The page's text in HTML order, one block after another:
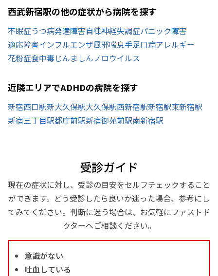
西武新宿駅の他の症状から病院を探す
不眠症うつ病発達障害自律神経失調症パニック障害
適応障害インフルエンザ風邪喘息手足口病アレルギー
花粉症食中毒じんましんノロウイルス
近隣エリアでADHDの病院を探す
新宿西口駅新大久保駅大久保駅西新宿駅新宿駅東新宿駅
新宿三丁目駅都庁前駅新宿御苑前駅南新宿駅
受診ガイド
現在の症状に対し、受診の目安をセルフチェックすること
ができます。どう受診したら良いか迷った場合、参考にし
てみてください。判断に迷う場合は、お気軽にファストド
クターへご相談ください。
意識がない
吐血している